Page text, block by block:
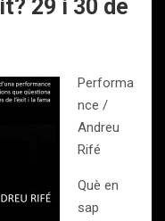
29 i 30 de
Performa
nce /
Andreu
Rifé
Què en
sap